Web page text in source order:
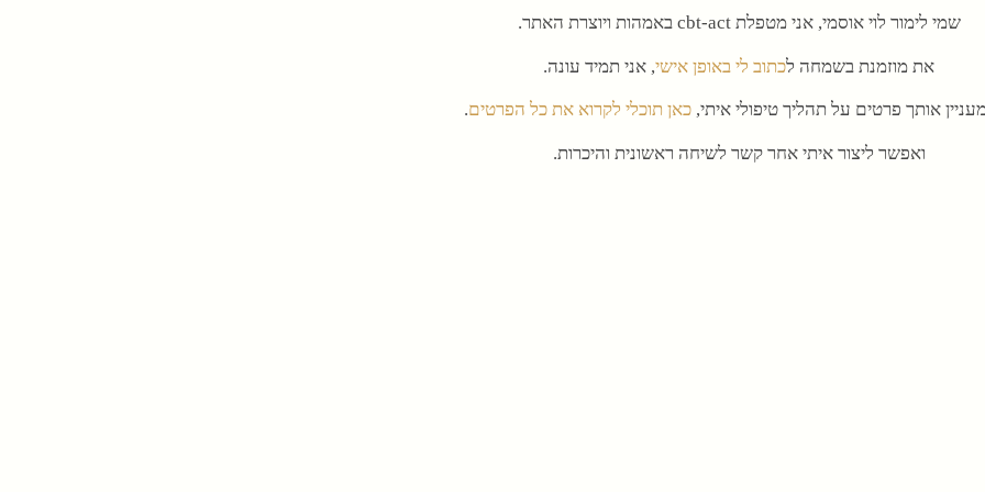
שמי לימור לוי אוסמי, אני מטפלת cbt-act באמהות ויוצרת האתר.
את מוזמנת בשמחה לכתוב לי באופן אישי, אני תמיד עונה.
אותך פרטים על תהליך טיפולי איתי,כאן תוכלי לקרוא את כל הפרטים.
ואפשר ליצור איתי אחר קשר לשיחה ראשונית והיכרות.